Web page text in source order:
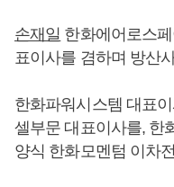
손재일 한화에어로스
표이사를 겸하며 방산
한화파워시스템 대표
셀부문 대표이사를, 한
양식 한화모멘텀 이차